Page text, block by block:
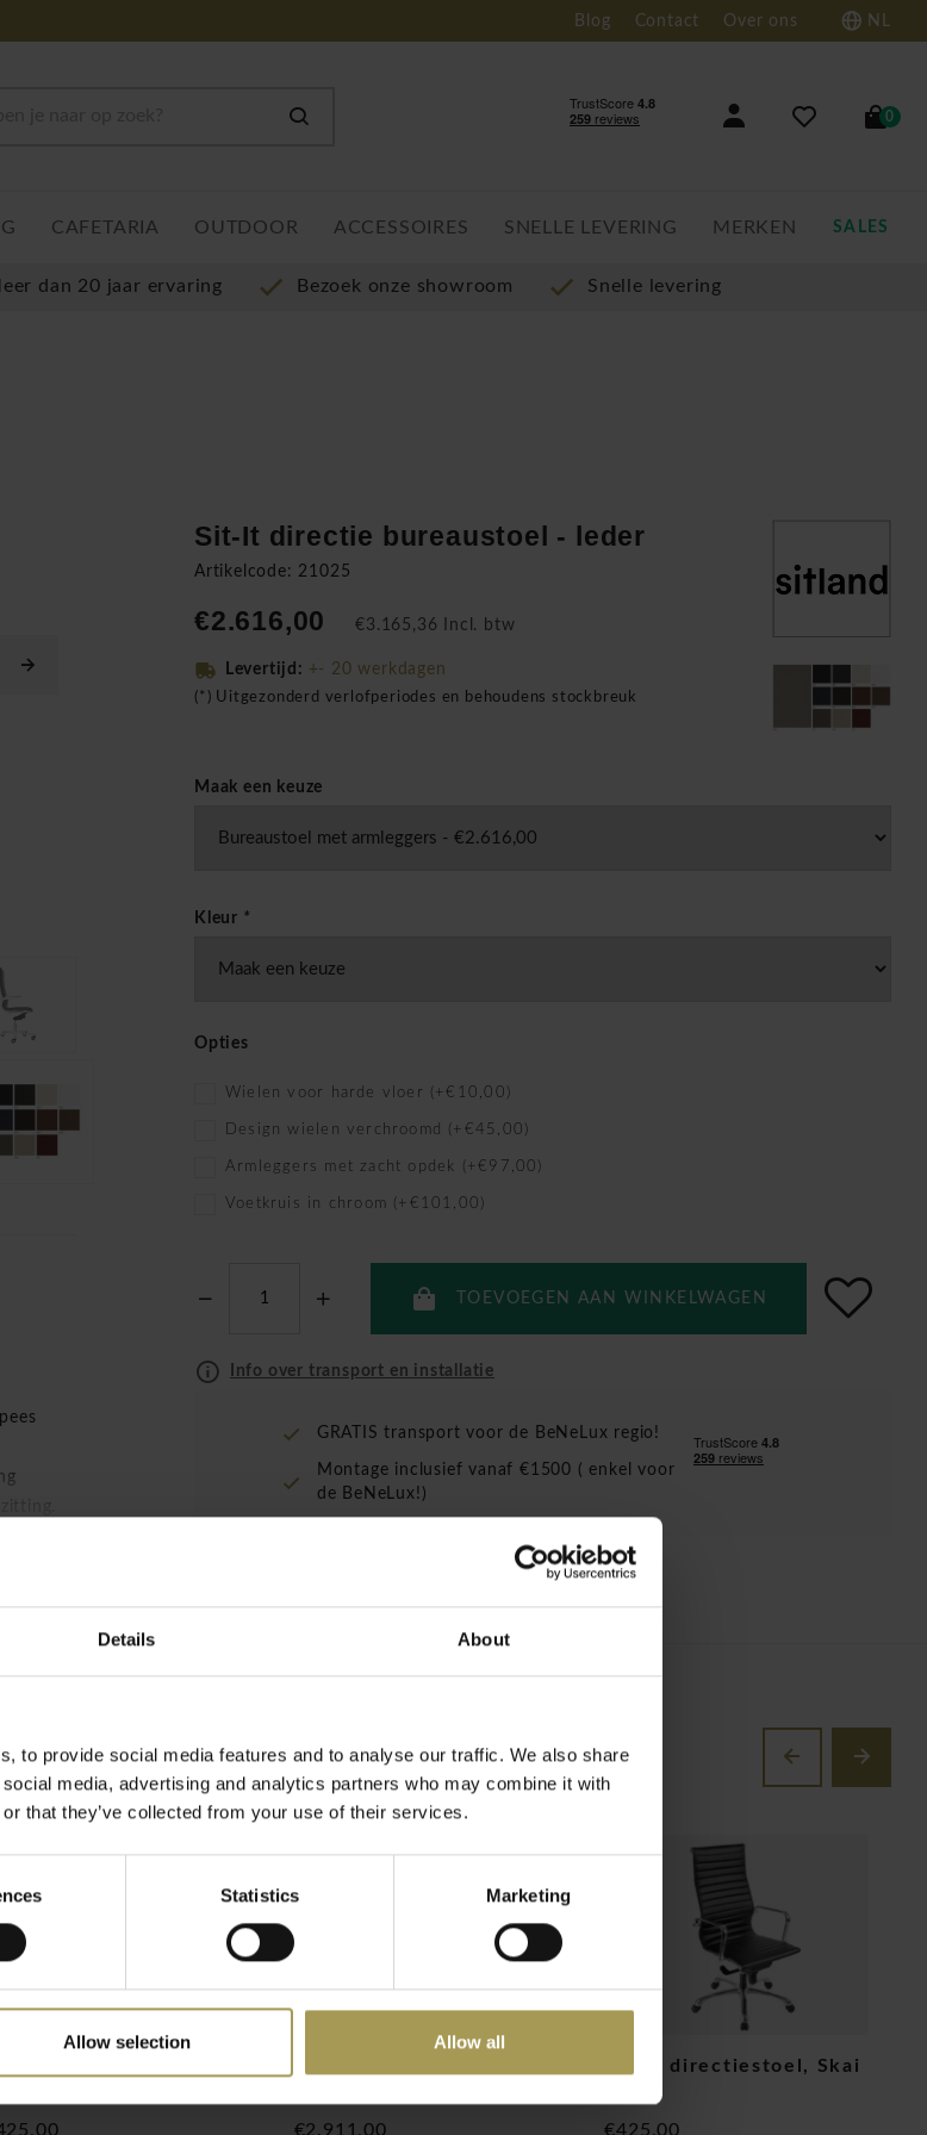
Details About
to provide social media features and to analyse our traffic. We also share
media, advertising and analytics partners who may combine it with
that they’ve collected from your use of their services.
Statistics Marketing
Allow selection Allow all
Blog Contact Over ons NL
0
CAFETARIA OUTDOOR ACCESSOIRES SNELLE LEVERING MERKEN SALES
dan 20 jaar ervaring Bezoek onze showroom Snelle levering
vorm
zijn
Sit-It directie bureaustoel - leder
Artikelcode: 21025
€2.616,00 €3.165,36 Incl. btw
Levertijd: +- 20 werkdagen
(*) Uitgezonderd verlofperiodes en behoudens stockbreuk
Maak een keuze
Kleur *
Opties
Wielen voor harde vloer (+€10,00)
Design wielen verchroomd (+€45,00)
Armleggers met zacht opdek (+€97,00)
Voetkruis in chroom (+€101,00)
TOEVOEGEN AAN WINKELWAGEN
Info over transport en installatie
GRATIS transport voor de BeNeLux regio!
Montage inclusief vanaf €1500 ( enkel voor
de BeNeLux!)
€2.911,00
Torno directiestoel, Skai
€425,00